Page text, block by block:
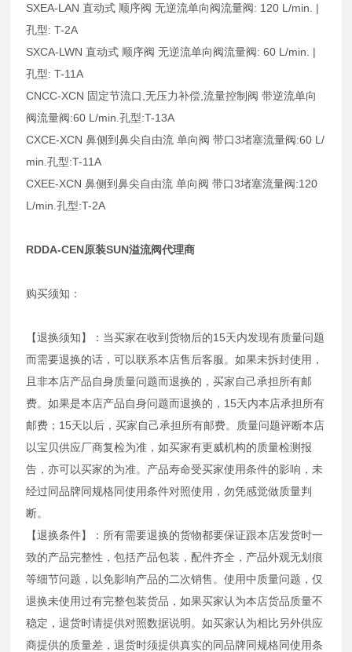
SXEA-LAN 直动式 顺序阀 无逆流单向阀流量阀: 120 L/min. |
孔型: T-2A
SXCA-LWN 直动式 顺序阀 无逆流单向阀流量阀: 60 L/min. |
孔型: T-11A
CNCC-XCN 固定节流口,无压力补偿,流量控制阀 带逆流单向
阀流量阀:60 L/min.孔型:T-13A
CXCE-XCN 鼻侧到鼻尖自由流 单向阀 带口3堵塞流量阀:60 L/
min.孔型:T-11A
CXEE-XCN 鼻侧到鼻尖自由流 单向阀 带口3堵塞流量阀:120
L/min.孔型:T-2A
RDDA-CEN原装SUN溢流阀代理商
购买须知：
【退换须知】：当买家在收到货物后的15天内发现有质量问题
而需要退换的话，可以联系本店售后客服。如果未拆封使用，
且非本店产品自身质量问题而退换的，买家自己承担所有邮
费。如果是本店产品自身问题而退换的，15天内本店承担所有
邮费；15天以后，买家自己承担所有邮费。质量问题评断本店
以宝贝供应厂商复检为准，如买家有更威机构的质量检测报
告，亦可以买家的为准。产品寿命受买家使用条件的影响，未
经过同品牌同规格同使用条件对照使用，勿凭感觉做质量判
断。
【退换条件】：所有需要退换的货物都要保证跟本店发货时一
致的产品完整性，包括产品包装，配件齐全，产品外观无划痕
等细节问题，以免影响产品的二次销售。使用中质量问题，仅
退换未使用过有完整包装货品，如果买家认为本店货品质量不
稳定，退货时请提供对照数据说明。如买家认为相比另外供应
商提供的质量差，退货时须提供真实的同品牌同规格同使用条